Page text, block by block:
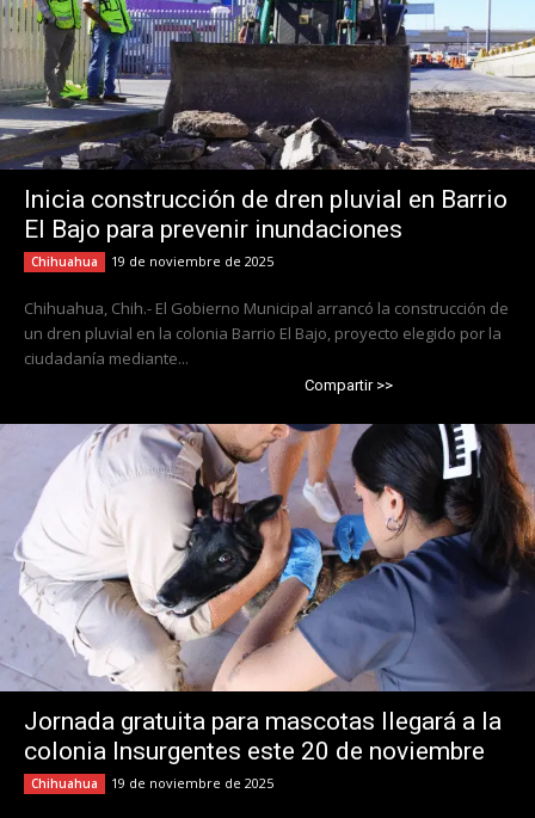
Inicia construcción de dren pluvial en Barrio
El Bajo para prevenir inundaciones
Chihuahua 19 de noviembre de 2025
Chihuahua, Chih.- El Gobierno Municipal arrancó la construcción de
un dren pluvial en la colonia Barrio El Bajo, proyecto elegido por la
ciudadanía mediante...
Compartir >>
Jornada gratuita para mascotas llegará a la
colonia Insurgentes este 20 de noviembre
Chihuahua 19 de noviembre de 2025